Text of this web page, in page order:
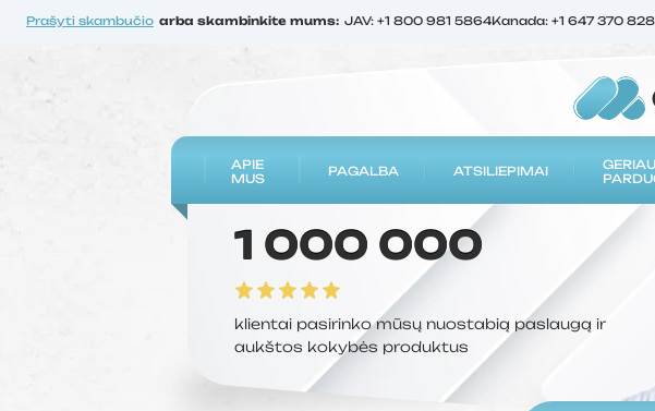
Prašyti skambučio arba skambinkite mums: JAV: +1 800 981 5864Kanada: +1 647 370
APIE
MUS
PAGALBA ATSILIEPIMAI
1 000 000
klientai pasirinko mūsų nuostabią paslaugą ir
aukštos kokybės produktus